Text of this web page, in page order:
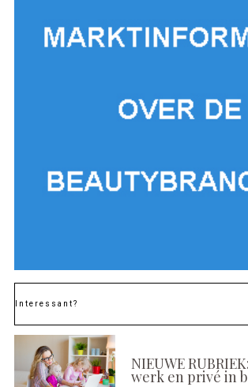
Interessant?
NIEUWE
werk en privé in